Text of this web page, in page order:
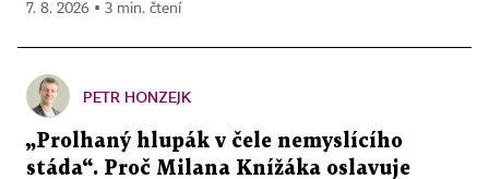
7. 8. 2026 ▪ 3 min. čtení
PETR HONZEJK
„Prolhaný hlupák v čele nemyslícího
stáda“. Proč Milana Knížáka oslavuje